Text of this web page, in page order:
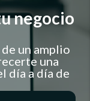
negocio
un amplio
una
día a día de